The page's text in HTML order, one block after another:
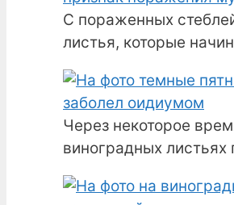
С пораженных
листья, которые
Через некоторое
виноградных